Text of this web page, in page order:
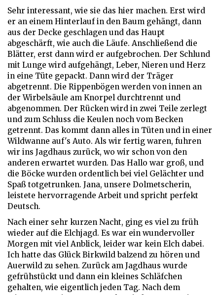
Sehr interessant, wie sie das hier machen. Erst wird
er an einem Hinterlauf in den Baum gehängt, dann
aus der Decke geschlagen und das Haupt
abgeschärft, wie auch die Läufe. Anschließend die
Blätter, erst dann wird er aufgebrochen. Der Schlund
mit Lunge wird aufgehängt, Leber, Nieren und Herz
in eine Tüte gepackt. Dann wird der Träger
abgetrennt. Die Rippenbögen werden von innen an
der Wirbelsäule am Knorpel durchtrennt und
abgenommen. Der Rücken wird in zwei Teile zerlegt
und zum Schluss die Keulen noch vom Becken
getrennt. Das kommt dann alles in Tüten und in einer
Wildwanne auf's Auto. Als wir fertig waren, fuhren
wir ins Jagdhaus zurück, wo wir schon von den
anderen erwartet wurden. Das Hallo war groß, und
die Böcke wurden ordentlich bei viel Gelächter und
Spaß totgetrunken. Jana, unsere Dolmetscherin,
leistete hervorragende Arbeit und spricht perfekt
Deutsch.
Nach einer sehr kurzen Nacht, ging es viel zu früh
wieder auf die Elchjagd. Es war ein wundervoller
Morgen mit viel Anblick, leider war kein Elch dabei.
Ich hatte das Glück Birkwild balzend zu hören und
Auerwild zu sehen. Zurück am Jagdhaus wurde
gefrühstückt und dann ein kleines Schläfchen
gehalten, wie eigentlich jeden Tag. Nach dem